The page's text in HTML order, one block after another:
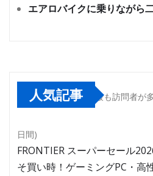
エアロバイクに乗りながら
人気記事 最も訪問者が
日間)
FRONTIER スーパーセール
そ買い時！ゲーミングPC・高